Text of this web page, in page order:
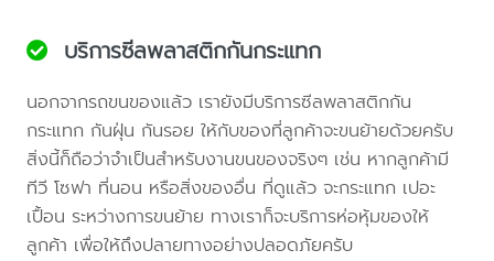
บริการซีลพลาสติกกันกระแทก
นอกจากรถขนของแล้ว เรายังมีบริการซีลพลาสติกกัน
กระแทก กันฝุ่น กันรอย ให้กับของที่ลูกค้าจะขนย้ายด้วยครับ
สิ่งนี้ก็ถือว่าจำเป็นสำหรับงานขนของจริงๆ เช่น หากลูกค้ามี
ทีวี โซฟา ที่นอน หรือสิ่งของอื่น ที่ดูแล้ว จะกระแทก เปอะ
เปื้อน ระหว่างการขนย้าย ทางเราก็จะบริการห่อหุ้มของให้
ลูกค้า เพื่อให้ถึงปลายทางอย่างปลอดภัยครับ